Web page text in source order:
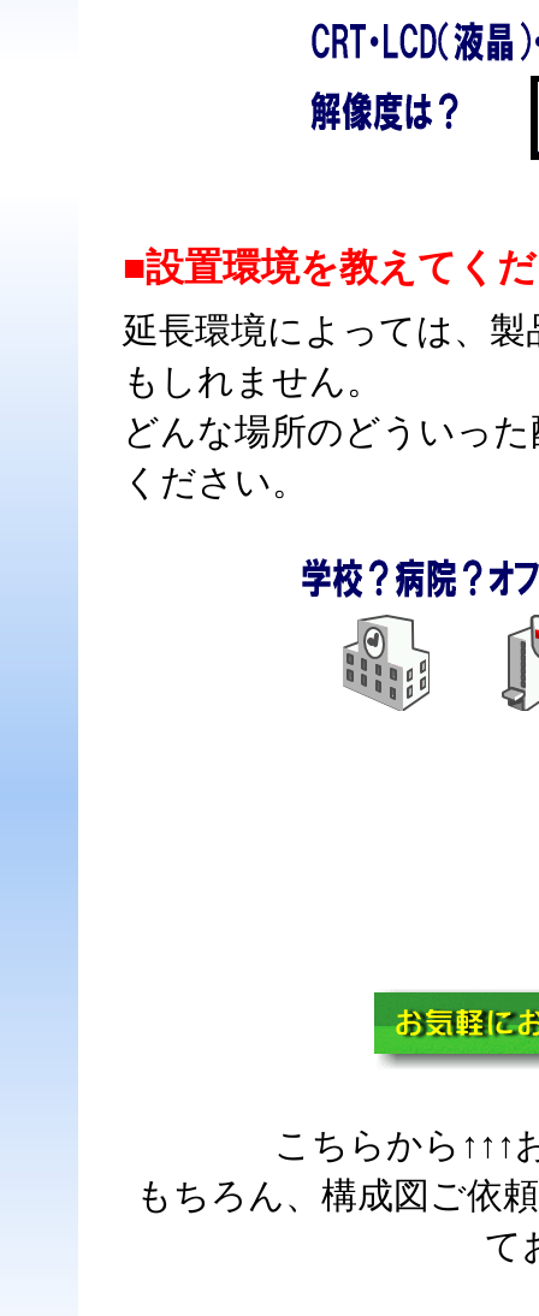
■設置環境を教えてく
延長環境によっては、
もしれません。
どんな場所のどういっ
ください。
こちらから↑↑↑
もちろん、構成図ご依
て